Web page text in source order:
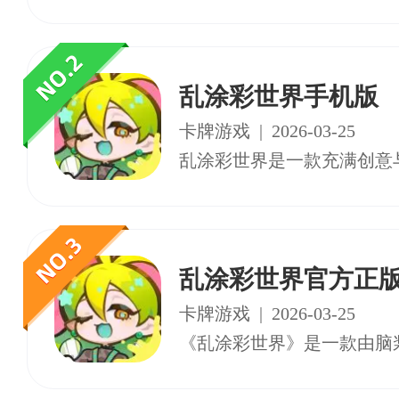
乱涂彩世界手机版
卡牌游戏 | 2026-03-25
乱涂彩世界官方正
卡牌游戏 | 2026-03-25